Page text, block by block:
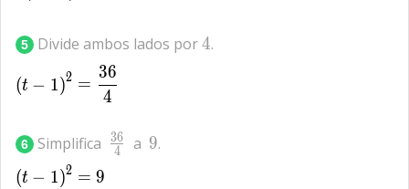
5 Divide ambos lados por 4
4.
{(t-1)}^{2}=\frac{36}{4}
(t − 1)2 =
4
36
6 Simplifica \frac{36}
{4}
4
36 a 9
9.
{(t-1)}^{2}=9
(t − 1)2 = 9